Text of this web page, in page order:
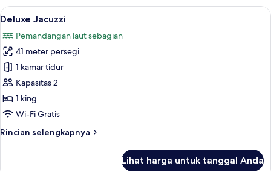
Suite
Jacuzzi
Lihat
semua
foto
untuk
Deluxe
Jacuzzi
Deluxe Jacuzzi | Minibar, brankas,
7
Deluxe Jacuzzi
Pemandangan laut sebagian
41 meter persegi
1 kamar tidur
Kapasitas 2
1 king
Wi-Fi Gratis
Rincian selengkapnya
Rincian
Lihat harga untuk tanggal Anda